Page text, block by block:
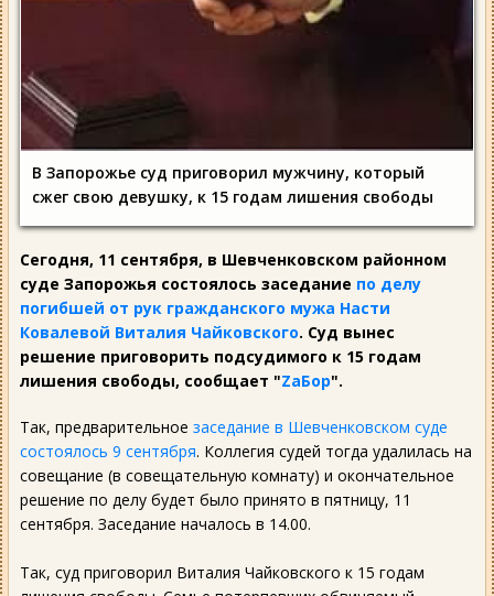
В Запорожье суд приговорил мужчину, который
сжег свою девушку, к 15 годам лишения свободы
Сегодня, 11 сентября, в Шевченковском районном
суде Запорожья состоялось заседание по делу
погибшей от рук гражданского мужа Насти
Ковалевой Виталия Чайковского. Суд вынес
решение приговорить подсудимого к 15 годам
лишения свободы, сообщает "ZаБор".
Так, предварительное заседание в Шевченковском суде
состоялось 9 сентября. Коллегия судей тогда удалилась на
совещание (в совещательную комнату) и окончательное
решение по делу будет было принято в пятницу, 11
сентября. Заседание началось в 14.00.
Так, суд приговорил Виталия Чайковского к 15 годам